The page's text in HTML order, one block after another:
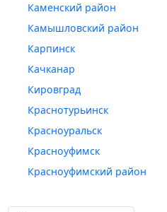
Каменский район
Камышловский район
Карпинск
Качканар
Кировград
Краснотурьинск
Красноуральск
Красноуфимск
Красноуфимский район